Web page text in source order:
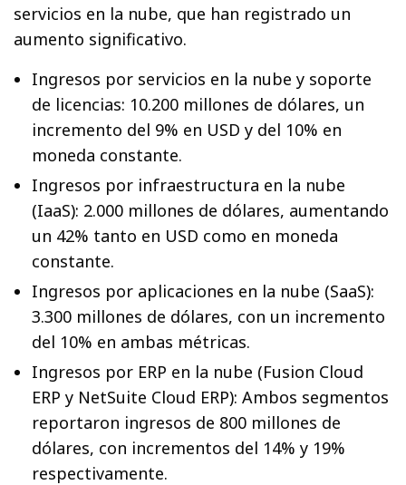
servicios en la nube, que han registrado un
aumento significativo.
Ingresos por servicios en la nube y soporte
de licencias: 10.200 millones de dólares, un
incremento del 9% en USD y del 10% en
moneda constante.
Ingresos por infraestructura en la nube
(IaaS): 2.000 millones de dólares, aumentando
un 42% tanto en USD como en moneda
constante.
Ingresos por aplicaciones en la nube (SaaS):
3.300 millones de dólares, con un incremento
del 10% en ambas métricas.
Ingresos por ERP en la nube (Fusion Cloud
ERP y NetSuite Cloud ERP): Ambos segmentos
reportaron ingresos de 800 millones de
dólares, con incrementos del 14% y 19%
respectivamente.